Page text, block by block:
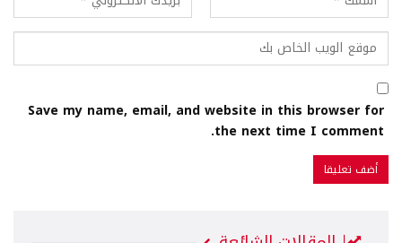
Save my name, email, and website in this browser for
the next time I comment.